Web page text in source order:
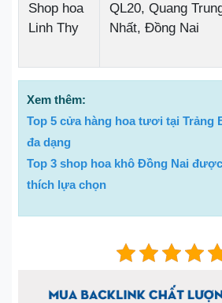
Shop hoa
Linh Thy
QL20, Quang
Nhất, Đồng Nai
Xem thêm:
Top 5 cửa hàng hoa tươi tại Trảng
đa dạng
Top 3 shop hoa khô Đồng Nai
thích lựa chọn